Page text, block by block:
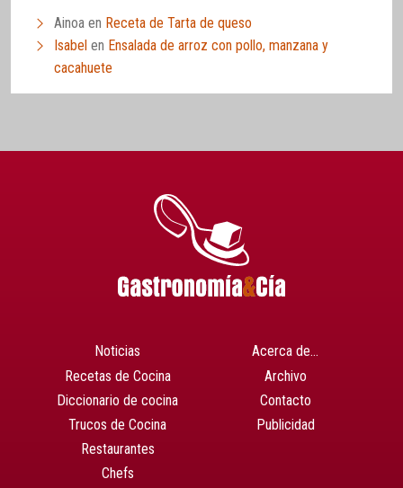
Ainoa en Receta de Tarta de queso
Isabel en Ensalada de arroz con pollo, manzana y
cacahuete
Noticias
Recetas de Cocina
Diccionario de cocina
Trucos de Cocina
Restaurantes
Chefs
Acerca de…
Archivo
Contacto
Publicidad